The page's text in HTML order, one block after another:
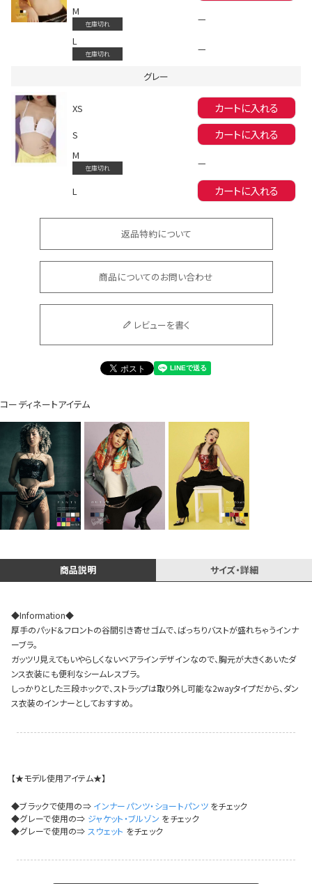
Instagram LIVE items
スタッフコーディネート
イベント一覧
M
在庫切れ
—
L
在庫切れ —
グレー
XS カートに入れる
S カートに入れる
M
在庫切れ —
L カートに入れる
返品特約について
商品についてのお問い合わせ
レビューを書く
コーディネートアイテム
商品説明 サイズ・詳細
◆Information◆
厚手のパッド＆フロントの谷間引き寄せゴムで、ばっちりバストが盛れちゃうインナ
ーブラ。
ガッツリ見えてもいやらしくないベアラインデザインなので、胸元が大きくあいたダ
ンス衣装にも便利なシームレスブラ。
しっかりとした三段ホックで、ストラップは取り外し可能な2wayタイプだから、ダン
ス衣装のインナーとしておすすめ。
【★モデル使用アイテム★】
◆ブラックで使用の⇒ インナーパンツ・ショートパンツをチェック
◆グレーで使用の⇒ ジャケット・ブルゾン をチェック
◆グレーで使用の⇒ スウェット をチェック